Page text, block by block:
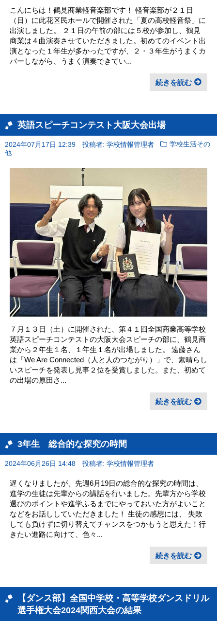
こんにちは！鶴見商業軽音楽部です！ 軽音楽部が２１日
（日）に此花区民ホールで開催された「夏の高校軽音祭」に
出演しました。 ２１日の午前の部には５校が参加し、鶴見
商業は４曲演奏させていただきました。初めてのイベント出
演となった１年生が多かったですが、２・３年生がうまくカ
バーしながら、うまく演奏できてい...
続きを読む
英語スピーチコンテスト大阪大会出場
2024年07月17日 12:39 投稿者: 学校情報管理者
学校生活その
他
７月１３日（土）に開催された、第４１回全国商業高等学校
英語スピーチコンテストの大阪大会スピーチの部に、鶴見商
業から２年生１名、１年生１名が出場しました。 遠藤さん
は「We Are Connected（人と人のつながり）」で、素晴らし
いスピーチを発表し見事２位を受賞しました。また、初めて
の出場の原田さ...
続きを読む
3年生 総合的な探究の時間
2024年06月26日 14:48 投稿者: 学校情報管理者
遅くなりましたが、先週6月19日の総合的な探究の時間は、
進学の生徒は先輩からの講話を行いました。先輩方から学校
選びのポイントや進学ふるまでにやっておいた方がよいこと
などをお話ししていただきました！ 生徒の感想には、 失敗
しても負けずに切り替えてチャンスをつかもうと思えた！行
きたい進路に向けて、色々...
続きを読む
【ダンス部】全国中学校・高等学校ダンスドリル
選手権大会2024関西大会の結果